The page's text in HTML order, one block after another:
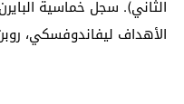
الثاني). سجل خماسية
الأهداف ليفاندوفسكي، روبن